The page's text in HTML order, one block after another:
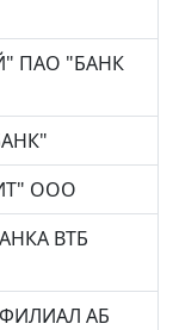
ПАО "БАНК
ООО
ВТБ
АБ